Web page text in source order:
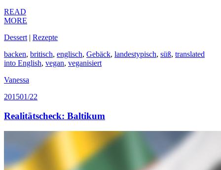
READ
MORE
Dessert| Rezepte
backen, britisch, englisch, Gebäck, landestypisch, süß, translated
into English, vegan, veganisiert
Vanessa
201501/22
Realitätscheck: Baltikum